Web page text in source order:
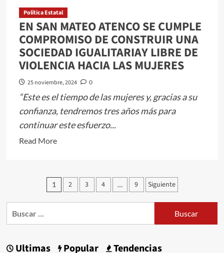
del
Atletismo
Mexicano”
Política Estatal
EN SAN MATEO ATENCO SE CUMPLE
COMPROMISO DE CONSTRUIR UNA
SOCIEDAD IGUALITARIAY LIBRE DE
VIOLENCIA HACIA LAS MUJERES
25 noviembre, 2024 0
“Este es el tiempo de las mujeres y, gracias a su
confianza, tendremos tres años más para
continuar este esfuerzo...
Read MoreRead
EN
SAN
MATEO
SE
Paginación
de
1 2 3 4 … 9 Siguiente
Ultimas Popular Tendencias